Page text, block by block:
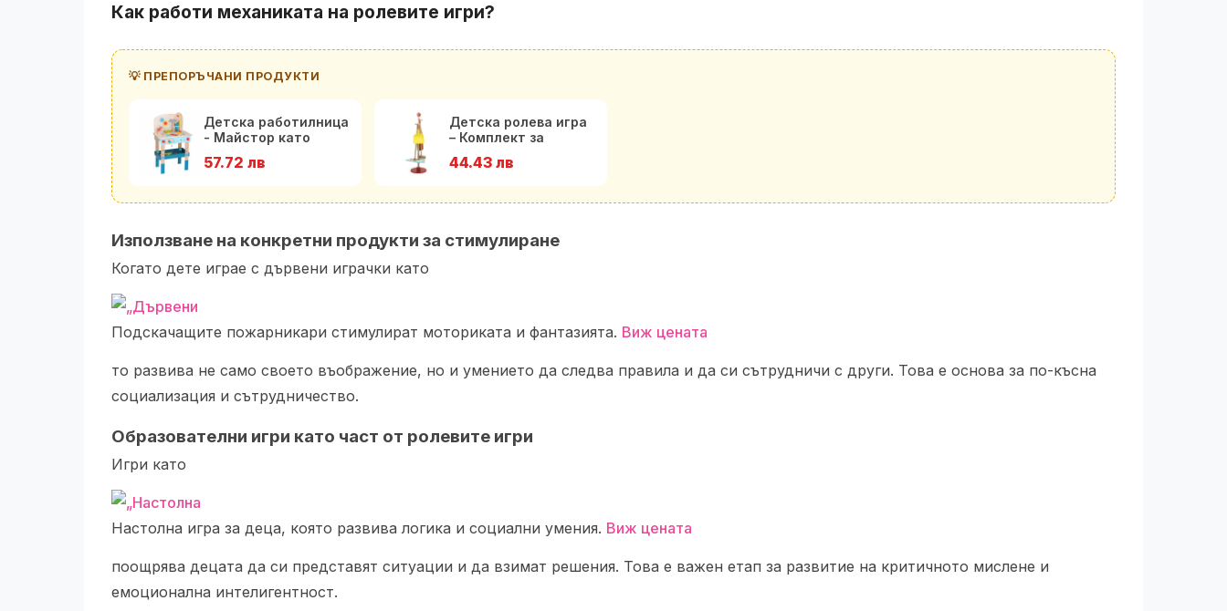
Как работи механиката на ролевите игри?
💡 ПРЕПОРЪЧАНИ ПРОДУКТИ
Детска работилница
- Майстор като
57.72 лв
Детска ролева игра
– Комплект за
44.43 лв
Използване на конкретни продукти за стимулиране
Когато дете играе с дървени играчки като
Подскачащите пожарникари стимулират моториката и фантазията. Виж цената
то развива не само своето въображение, но и умението да следва правила и да си сътрудничи с други. Това е основа за по-късна
социализация и сътрудничество.
Образователни игри като част от ролевите игри
Игри като
Настолна игра за деца, която развива логика и социални умения. Виж цената
поощрява децата да си представят ситуации и да взимат решения. Това е важен етап за развитие на критичното мислене и
емоционална интелигентност.